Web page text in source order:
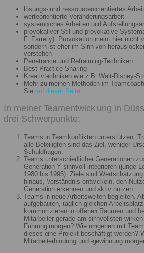
lösungs- und ressourcenorientiertes
werteorientierte Veränderungsarbeit
systemisches Arbeiten und
provokativer Stil und provokative
F. Farrelly). Provokation meint hier nicht
sondern ist eher im Sinn von
verstehen
Penetrance und Refraiming-Techniken
Best Practice Sharing
Kreativtechniken wie z.B. Walt-Disney-
Mehr zu meinen Methoden im
Sie auf dieser Seite.
In meiner Teamentwicklung in
drei Schwerpunkte:
Teams in Teamkonflikten unterstützen.
alle Beteiligten sind das Ziel, weniger
Schuldfragen.
Teams unterschiedlicher Generationen
Generation Y sinnvoll integrieren (junge
1980 bis 1995). Ziele sind
hinaus, Verständnis entwickeln, den
Generation erkennen und aktiv nutzen
Teams in neue Arbeitswelten begleiten.
aufgebauten, täglich gleichen
kommunizieren in offenen Räumen und
Mitarbeiter gerade am sinnvollsten
Führung morgen? Wie umgehen mit
dieses eine Projekt beschäftigt werden?
Mitarbeiterbindung und -gewinnung